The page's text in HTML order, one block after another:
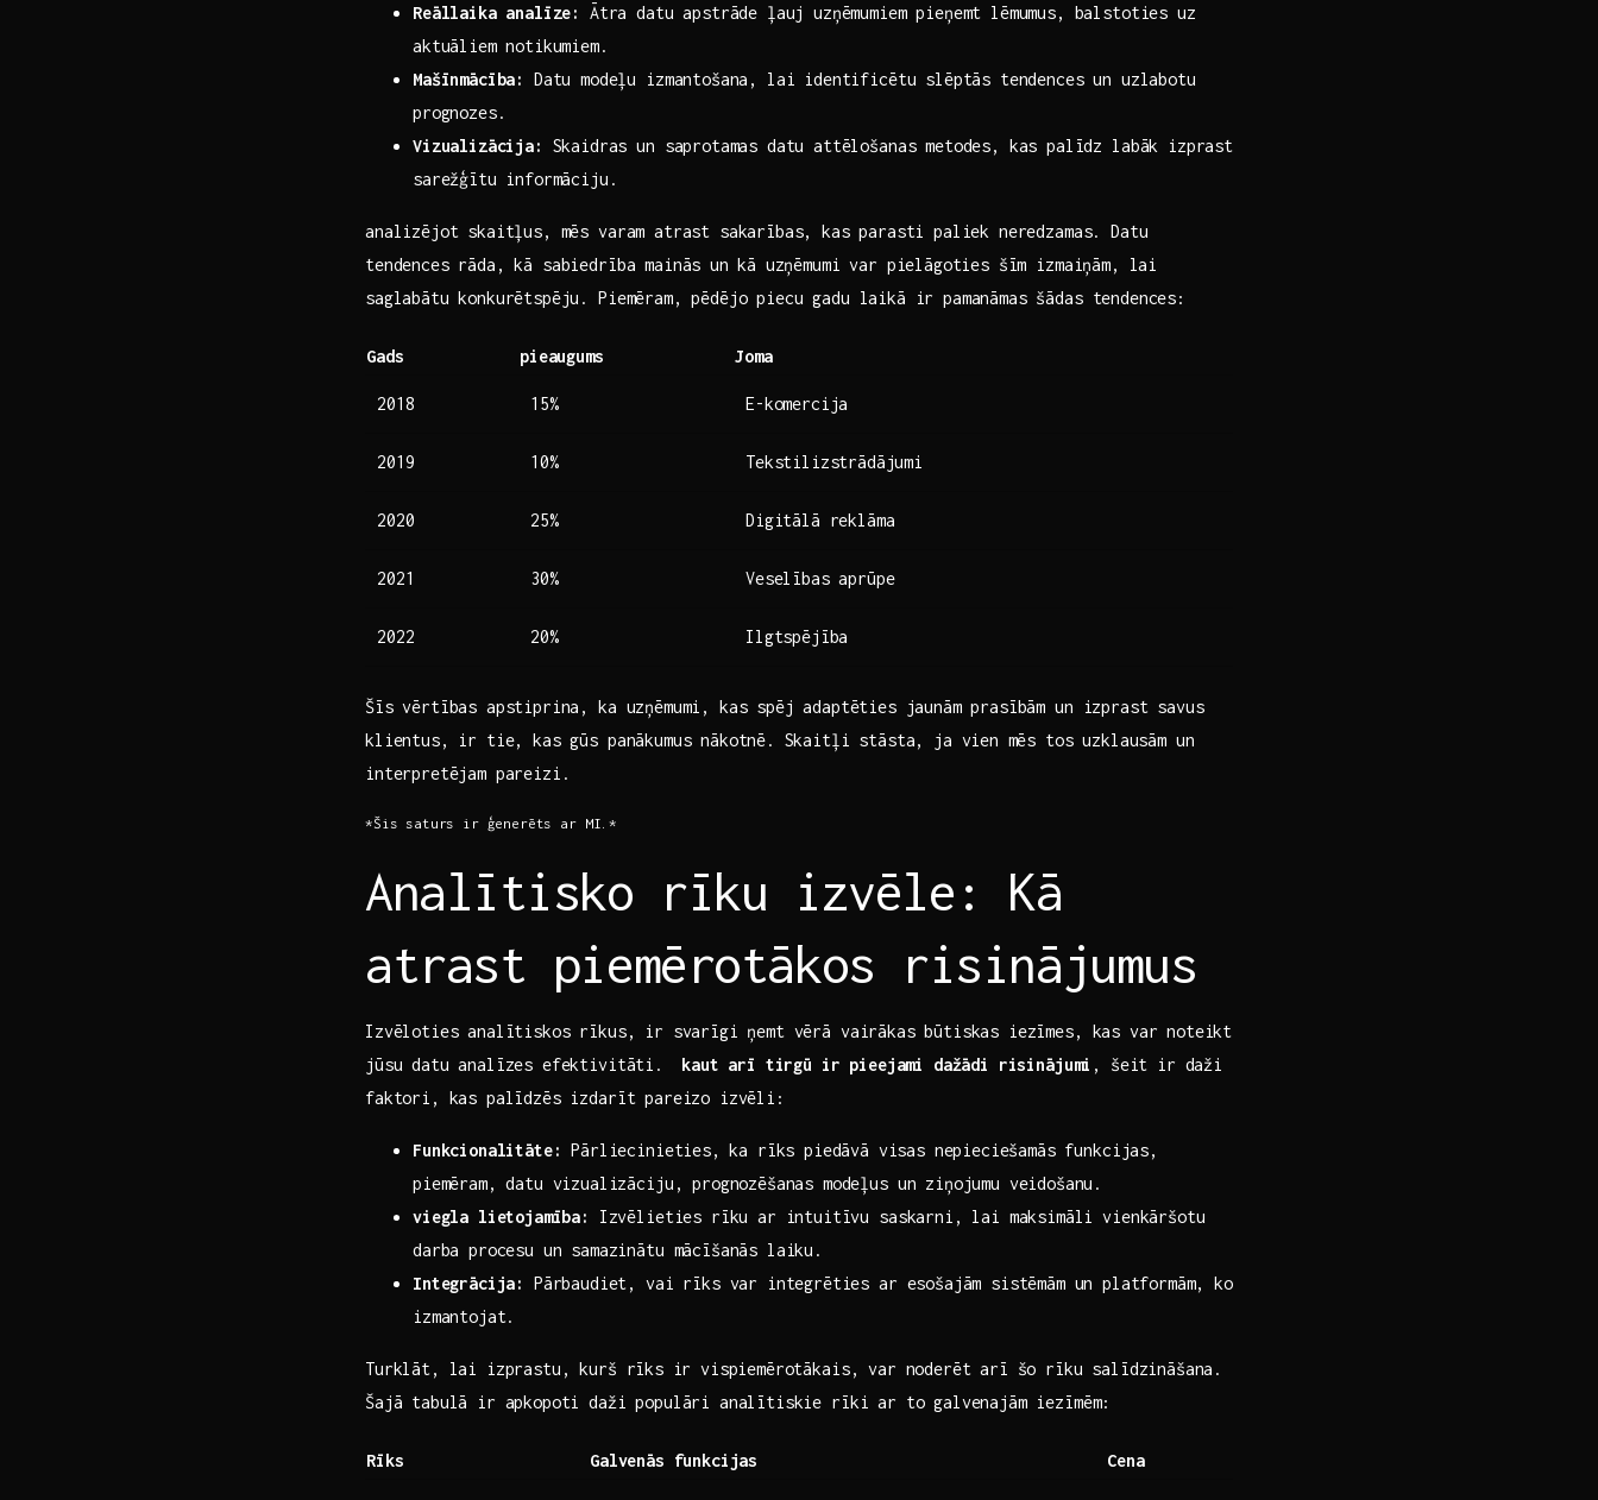
Reāllaika analīze:
Ātra datu apstrāde ļauj uzņēmumiem pieņemt lēmumus, balstoties uz
aktuāliem notikumiem.
Mašīnmācība:
Datu modeļu izmantošana, lai identificētu slēptās tendences ​un uzlabotu
prognozes.
Vizualizācija:
Skaidras un saprotamas datu attēlošanas metodes, kas palīdz labāk izprast
sarežģītu informāciju.
analizējot skaitļus, mēs varam atrast sakarības, ⁣kas parasti paliek neredzamas. Datu
tendences rāda, kā sabiedrība mainās ⁢un kā⁢ uzņēmumi var ​pielāgoties šīm izmaiņām, lai
saglabātu konkurētspēju. Piemēram, pēdējo piecu gadu laikā ir pamanāmas šādas tendences:
Gads pieaugums Joma
2018 15% E-komercija
2019 10% Tekstilizstrādājumi
2020 25% Digitālā‌ reklāma
2021 30% Veselības aprūpe
2022 20% Ilgtspējība
Šīs vērtības apstiprina, ka uzņēmumi, kas spēj⁣ adaptēties jaunām prasībām un izprast savus
klientus, ir tie, kas gūs panākumus nākotnē. ⁣Skaitļi stāsta, ja vien⁣ mēs tos uzklausām un
interpretējam pareizi.
*Šis saturs ir ģenerēts ar MI.*
Analītisko rīku izvēle: Kā
atrast piemērotākos risinājumus
Izvēloties analītiskos rīkus, ir svarīgi ņemt vērā vairākas būtiskas iezīmes, kas var noteikt
jūsu datu analīzes‌ efektivitāti. ⁣ kaut⁤ arī tirgū ir pieejami dažādi risinājumi , šeit ir daži
faktori, kas palīdzēs izdarīt pareizo izvēli:
Funkcionalitāte: Pārliecinieties,⁤ ka rīks piedāvā ⁣visas nepieciešamās funkcijas,⁢
piemēram, datu vizualizāciju, prognozēšanas modeļus un ziņojumu veidošanu.
viegla lietojamība:
Izvēlieties rīku ar intuitīvu saskarni,​ lai maksimāli vienkāršotu
darba procesu un samazinātu mācīšanās laiku.
Integrācija:
Pārbaudiet, vai ‍rīks var integrēties ar esošajām sistēmām un⁢ platformām, ko
izmantojat.
Turklāt, lai izprastu, kurš rīks ⁤ir vispiemērotākais, var noderēt arī šo rīku salīdzināšana.
Šajā tabulā ir apkopoti daži populāri‍ analītiskie rīki ar to galvenajām iezīmēm:
Rīks Galvenās funkcijas Cena